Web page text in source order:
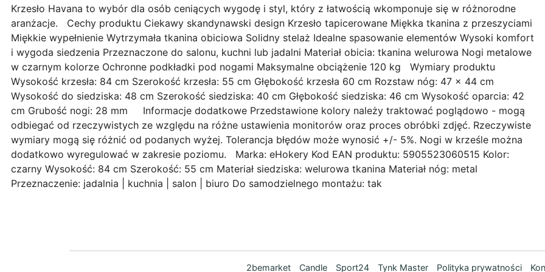
Krzesło Havana to wybór dla osób ceniących wygodę i styl, który z łatwością wkomponuje się w różnorodne
aranżacje. Cechy produktu Ciekawy skandynawski design Krzesło tapicerowane Miękka tkanina z przeszyciami
Miękkie wypełnienie Wytrzymała tkanina obiciowa Solidny stelaż Idealne spasowanie elementów Wysoki komfort
i wygoda siedzenia Przeznaczone do salonu, kuchni lub jadalni Materiał obicia: tkanina welurowa Nogi metalowe
w czarnym kolorze Ochronne podkładki pod nogami Maksymalne obciążenie 120 kg Wymiary produktu
Wysokość krzesła: 84 cm Szerokość krzesła: 55 cm Głębokość krzesła 60 cm Rozstaw nóg: 47 x 44 cm
Wysokość do siedziska: 48 cm Szerokość siedziska: 40 cm Głębokość siedziska: 46 cm Wysokość oparcia: 42
cm Grubość nogi: 28 mm Informacje dodatkowe Przedstawione kolory należy traktować poglądowo - mogą
odbiegać od rzeczywistych ze względu na różne ustawienia monitorów oraz proces obróbki zdjęć. Rzeczywiste
wymiary mogą się różnić od podanych wyżej. Tolerancja błędów może wynosić +/- 5%. Nogi w krześle można
dodatkowo wyregulować w zakresie poziomu. Marka: eHokery Kod EAN produktu: 5905523060515 Kolor:
czarny Wysokość: 84 cm Szerokość: 55 cm Materiał siedziska: welurowa tkanina Materiał nóg: metal
Przeznaczenie: jadalnia | kuchnia | salon | biuro Do samodzielnego montażu: tak
2bemarket Candle Sport24 Tynk Master Polityka prywatności